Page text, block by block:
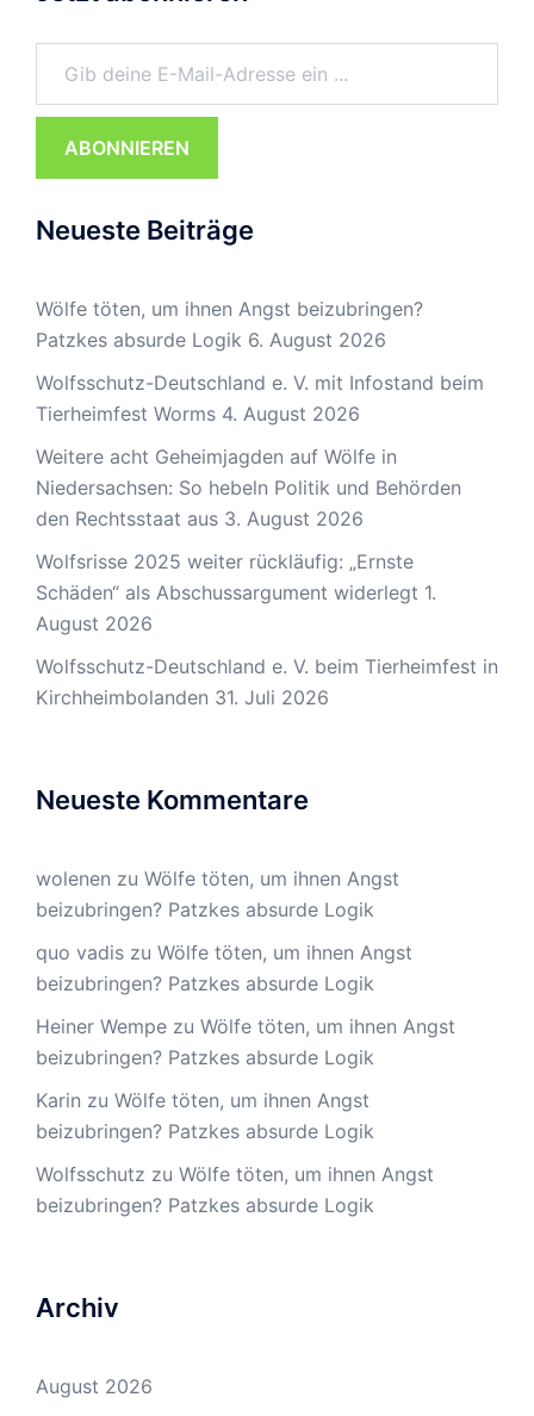
Gib deine E-Mail-Adresse ein ...
ABONNIEREN
Neueste Beiträge
Wölfe töten, um ihnen Angst beizubringen?
Patzkes absurde Logik 6. August 2026
Wolfsschutz-Deutschland e. V. mit Infostand beim
Tierheimfest Worms 4. August 2026
Weitere acht Geheimjagden auf Wölfe in
Niedersachsen: So hebeln Politik und Behörden
den Rechtsstaat aus 3. August 2026
Wolfsrisse 2025 weiter rückläufig: „Ernste
Schäden“ als Abschussargument widerlegt 1.
August 2026
Wolfsschutz-Deutschland e. V. beim Tierheimfest in
Kirchheimbolanden 31. Juli 2026
Neueste Kommentare
wolenen zu Wölfe töten, um ihnen Angst
beizubringen? Patzkes absurde Logik
quo vadis zu Wölfe töten, um ihnen Angst
beizubringen? Patzkes absurde Logik
Heiner Wempe zu Wölfe töten, um ihnen Angst
beizubringen? Patzkes absurde Logik
Karin zu Wölfe töten, um ihnen Angst
beizubringen? Patzkes absurde Logik
Wolfsschutz zu Wölfe töten, um ihnen Angst
beizubringen? Patzkes absurde Logik
Archiv
August 2026